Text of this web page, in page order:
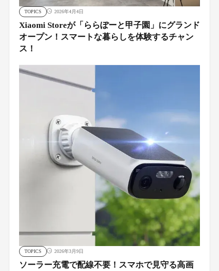
TOPICS 2026年4月4日
Xiaomi Storeが「ららぽーと甲子園」にグランド
オープン！スマートな暮らしを体験するチャン
ス！
TOPICS 2026年3月9日
ソーラー充電で配線不要！スマホで見守る高画